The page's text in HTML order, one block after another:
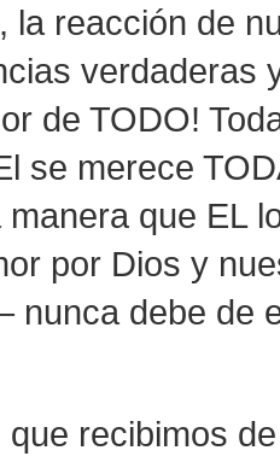
la reacción de
verdaderas
de TODO!
se merece
que EL
por Dios y
nunca debe de
recibimos